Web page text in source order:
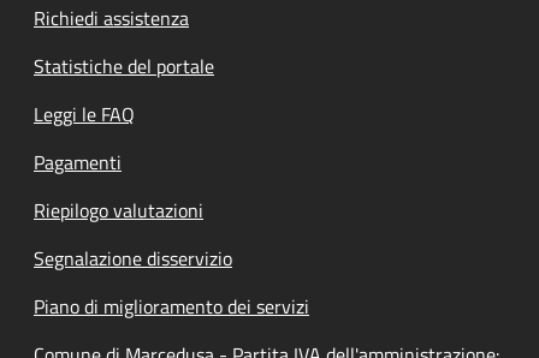
Richiedi assistenza
Statistiche del portale
Leggi le FAQ
Pagamenti
Riepilogo valutazioni
Segnalazione disservizio
Piano di miglioramento dei servizi